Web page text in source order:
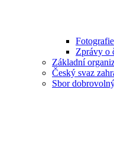
Zprávy o
Základní
Český svaz
Sbor